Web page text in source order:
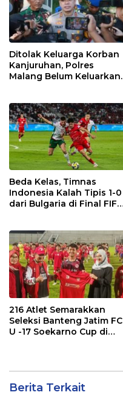
Ditolak Keluarga Korban
Kanjuruhan, Polres
Malang Belum Keluarkan
Beda Kelas, Timnas
Indonesia Kalah Tipis 1-0
dari Bulgaria di Final FIFA
216 Atlet Semarakkan
Seleksi Banteng Jatim FC
U -17 Soekarno Cup di
Berita Terkait